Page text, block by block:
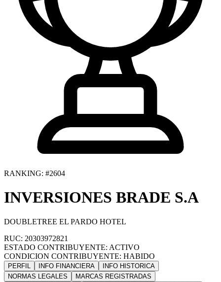
RANKING: #2604
INVERSIONES BRADE S.A
DOUBLETREE EL PARDO HOTEL
RUC: 20303972821
ESTADO CONTRIBUYENTE: ACTIVO
CONDICION CONTRIBUYENTE: HABIDO
PERFIL INFO FINANCIERA
INFO HISTORICA
NORMAS LEGALES
MARCAS REGISTRADAS